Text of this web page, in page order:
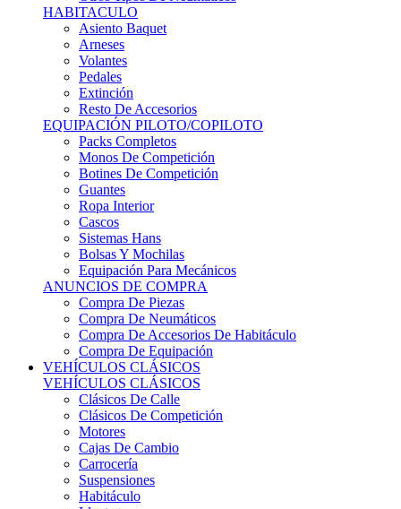
HABITACULO
Asiento Baquet
Arneses
Volantes
Pedales
Extinción
Resto De Accesorios
EQUIPACIÓN PILOTO/COPILOTO
Packs Completos
Monos De Competición
Botines De Competición
Guantes
Ropa Interior
Cascos
Sistemas Hans
Bolsas Y Mochilas
Equipación Para Mecánicos
ANUNCIOS DE COMPRA
Compra De Piezas
Compra De Neumáticos
Compra De Accesorios De Habitáculo
Compra De Equipación
VEHÍCULOS CLÁSICOS
VEHÍCULOS CLÁSICOS
Clásicos De Calle
Clásicos De Competición
Motores
Cajas De Cambio
Carrocería
Suspensiones
Habitáculo